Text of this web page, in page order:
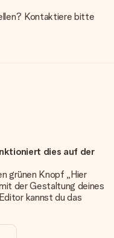
Kontaktiere bitte
dies auf der
grünen Knopf „Hier
der Gestaltung deines
kannst du das
um deinem